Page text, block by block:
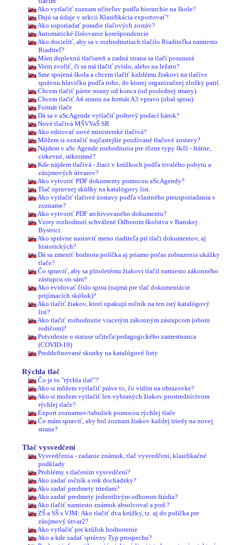
Ako vytlačiť zoznam učiteľov podľa hierarchie na škole?
Dajú sa údaje v sekcii Klasifikácia exportovať?
Ako usporiadať poradie tlačových zostáv?
Automatické číslovanie korešpondencie
Ako docieliť, aby sa v rozhodnutiach tlačilo Riaditeľka namiesto
Riaditeľ?
Mám duplexnú tlačiareň a zadná strana sa tlačí posunutá
Viem zvoliť, či sa má tlačiť zvislo, alebo na ležato?
Sme spojená škola a chcem tlačiť každému žiakovi na tlačive
správnu hlavičku podľa toho, do ktorej organizačnej zložky patrí.
Chcem tlačiť párne strany od konca (od poslednej strany)
Chcem tlačiť A4 stranu na formát A3 vpravo (obal spisu)
Formát tlače
Dá sa v aScAgende vytlačiť poštový podací hárok?
Nové tlačivá MŠVVaŠ SR
Ako editovať nové ministerské tlačivá?
Môžem si označiť najčastejšie používané tlačové zostavy?
Nájdem v aSc Agende rozhodnutia pre rôzne typy škôl - štátne,
cirkevné, súkromné?
Kde nájdem tlačivá - žiaci v krúžkoch podľa trvalého pobytu a
záujmových útvarov?
Ako vytvoriť PDF dokumenty pomocou aScAgendy?
Tlač opravnej skúšky na katalógovy list.
Ako vytlačiť tlačové zostavy podľa vlastného preusporiadania v
zozname?
Ako vytvoriť PDF archivovaného dokumentu?
Vzory rozhodnutí schválené Odborom školstva v Banskej
Bystrici.
Ako správne nastaviť meno riaditeľa pri tlači dokumentov, aj
historických?
Dá sa zmeniť hodnota políčka aj priamo počas zobrazenia ukážky
tlače?
Čo spraviť, aby sa plnoletému žiakovi tlačil namiesto zákonného
zástupcu on sám?
Ako evidovať číslo spisu (najmä pre tlač dokumentácie
prijímacích skúšok)?
Ako tlačiť žiakov, ktorí opakujú ročník na ten istý katalógový
list?
Ako tlačiť rozhodnutie viacerým zákonným zástupcom (obom
rodičom)?
Potvrdenie o statuse učiteľa/pedagogického zamestnanca
(COVID-19)
Preddefinované skratky na katalógové listy
Rýchla tlač
Čo je to "rýchla tlač"?
Ako si môžem vytlačiť práve to, čo vidím na obrazovke?
Ako si možem vytlačiť len vybraných žiakov prostredníctvom
rýchlej tlače?
Export zoznamov/tabuliek pomocou rýchlej tlače
Čo mám spraviť, aby bol zoznam žiakov každej triedy na novej
strane?
Tlač vysvedčení
Vysvedčenia - zadanie známok, tlač vysvedčení, klasifikačné
podklady
Problémy s tlačením vysvedčení?
Ako zadať ročník a rok dochádzky?
Ako zadať predmety triedam?
Ako zadať predmety jednotlivým odborom štúdia?
Ako tlačiť namiesto známok absolvoval a pod.?
ZŠ a SŠ s VJM: Ako tlačiť dva krúžky, tz. aj do políčka pre
záujmový útvar2?
Ako vytlačiť pre krúžok hodnotenie
Ako a kde zadať správny Typ prospechu?